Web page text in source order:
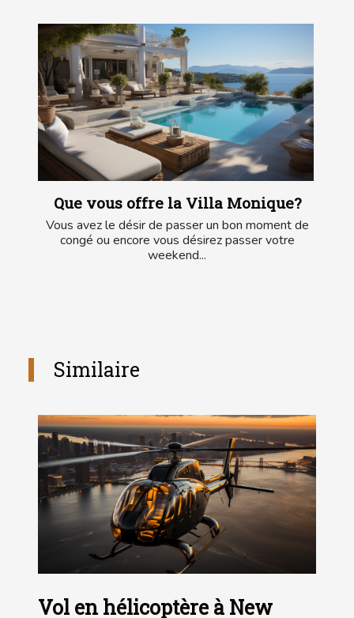
Que vous offre la Villa Monique?
Vous avez le désir de passer un bon moment de
congé ou encore vous désirez passer votre
weekend...
Similaire
Vol en hélicoptère à New